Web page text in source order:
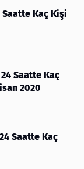
Kaç Kişi
Saatte Kaç
2020
Saatte Kaç